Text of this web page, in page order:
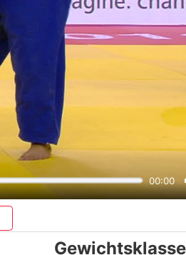
Gewichtsklasse